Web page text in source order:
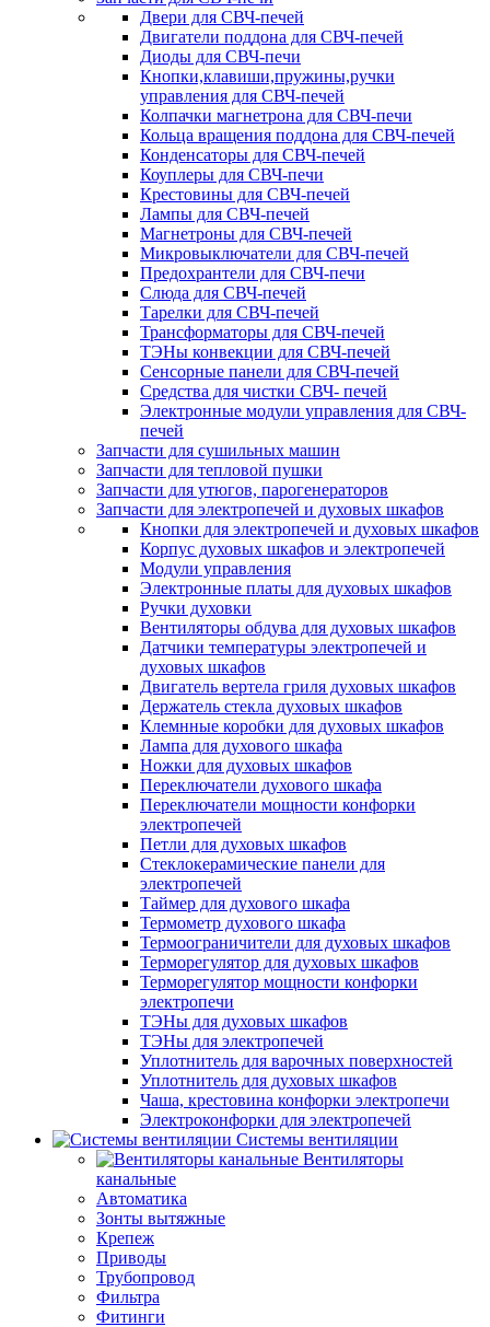
Двери для СВЧ-печей
Двигатели поддона для СВЧ-печей
Диоды для СВЧ-печи
Кнопки,клавиши,пружины,ручки
управления для СВЧ-печей
Колпачки магнетрона для СВЧ-печи
Кольца вращения поддона для СВЧ-печей
Конденсаторы для СВЧ-печей
Коуплеры для СВЧ-печи
Крестовины для СВЧ-печей
Лампы для СВЧ-печей
Магнетроны для СВЧ-печей
Микровыключатели для СВЧ-печей
Предохрантели для СВЧ-печи
Слюда для СВЧ-печей
Тарелки для СВЧ-печей
Трансформаторы для СВЧ-печей
ТЭНы конвекции для СВЧ-печей
Сенсорные панели для СВЧ-печей
Средства для чистки СВЧ- печей
Электронные модули управления для СВЧ-
печей
Запчасти для сушильных машин
Запчасти для тепловой пушки
Запчасти для утюгов, парогенераторов
Запчасти для электропечей и духовых шкафов
Кнопки для электропечей и духовых шкафов
Корпус духовых шкафов и электропечей
Модули управления
Электронные платы для духовых шкафов
Ручки духовки
Вентиляторы обдува для духовых шкафов
Датчики температуры электропечей и
духовых шкафов
Двигатель вертела гриля духовых шкафов
Держатель стекла духовых шкафов
Клемнные коробки для духовых шкафов
Лампа для духового шкафа
Ножки для духовых шкафов
Переключатели духового шкафа
Переключатели мощности конфорки
электропечей
Петли для духовых шкафов
Стеклокерамические панели для
электропечей
Таймер для духового шкафа
Термометр духового шкафа
Термоограничители для духовых шкафов
Терморегулятор для духовых шкафов
Терморегулятор мощности конфорки
электропечи
ТЭНы для духовых шкафов
ТЭНы для электропечей
Уплотнитель для варочных поверхностей
Уплотнитель для духовых шкафов
Чаша, крестовина конфорки электропечи
Электроконфорки для электропечей
Системы вентиляции
Вентиляторы
канальные
Автоматика
Зонты вытяжные
Крепеж
Приводы
Трубопровод
Фильтра
Фитинги